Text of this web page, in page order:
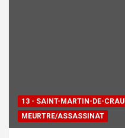
13 - SAINT-MARTIN-DE-CRAU
MEURTRE/ASSASSINAT